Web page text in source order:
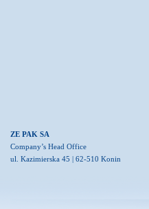
ZE PAK SA
Company’s Head Office
ul. Kazimierska 45 | 62-510 Konin